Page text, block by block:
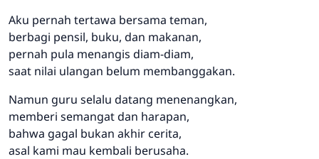
Aku pernah tertawa bersama teman,
berbagi pensil, buku, dan makanan,
pernah pula menangis diam-diam,
saat nilai ulangan belum membanggakan.
Namun guru selalu datang menenangkan,
memberi semangat dan harapan,
bahwa gagal bukan akhir cerita,
asal kami mau kembali berusaha.